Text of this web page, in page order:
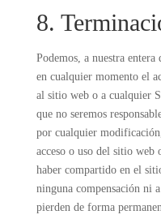
8.
Podemos, a nuestra
en cualquier momento el
al sitio web o a cualquier
que no seremos
por cualquier
acceso o uso del sitio web
haber compartido en el
ninguna compensación ni
pierden de forma